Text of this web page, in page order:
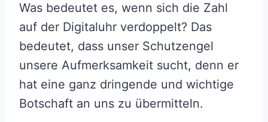
Was bedeutet es, wenn sich die Zahl
auf der Digitaluhr verdoppelt? Das
bedeutet, dass unser Schutzengel
unsere Aufmerksamkeit sucht, denn er
hat eine ganz dringende und wichtige
Botschaft an uns zu übermitteln.